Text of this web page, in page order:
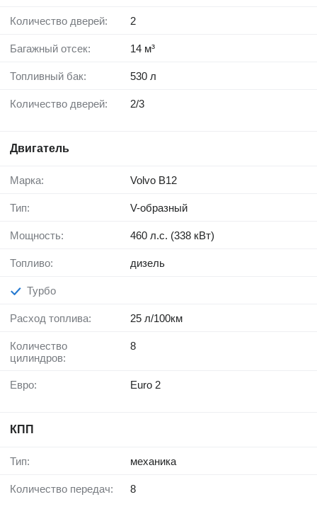
Количество дверей: 2
Багажный отсек: 14 м³
Топливный бак: 530 л
Количество дверей: 2/3
Двигатель
Марка: Volvo B12
Тип: V-образный
Мощность: 460 л.с. (338 кВт)
Топливо: дизель
Турбо
Расход топлива: 25 л/100км
Количество
цилиндров:
8
Евро: Euro 2
КПП
Тип: механика
Количество передач: 8